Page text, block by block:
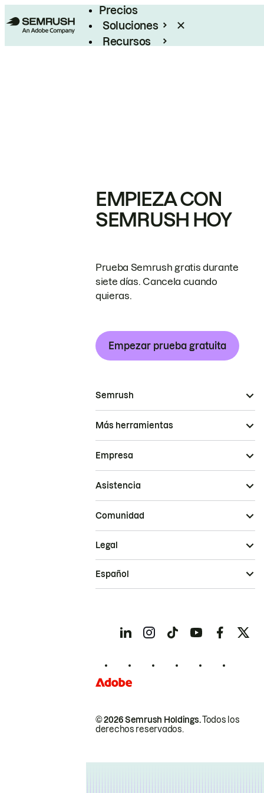
Precios
Soluciones
Recursos
EMPIEZA CON
SEMRUSH HOY
Prueba Semrush gratis durante
siete días. Cancela cuando
quieras.
Empezar prueba gratuita
Semrush
Más herramientas
Empresa
Asistencia
Comunidad
© 2026 Semrush Holdings.Todos los
derechos reservados.
Legal
Español